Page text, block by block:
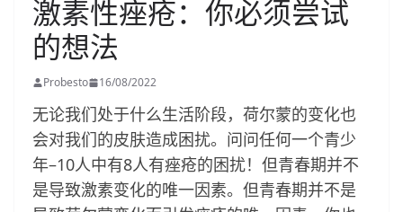
激素性痤疮：你必须尝试
的想法
Probesto 16/08/2022
无论我们处于什么生活阶段，荷尔蒙的变化也
会对我们的皮肤造成困扰。问问任何一个青少
年–10人中有8人有痤疮的困扰！但青春期并不
是导致激素变化的唯一因素。但青春期并不是